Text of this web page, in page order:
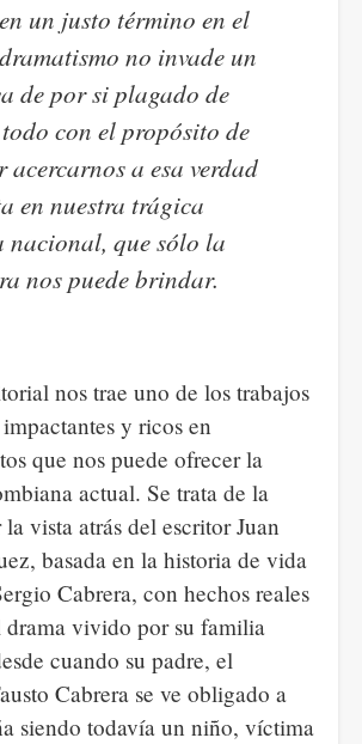
un justo término en el
no invade un
de por si plagado de
con el propósito de
a esa verdad
en nuestra trágica
nacional, que sólo la
nos puede brindar.
nos trae uno de los trabajos
y ricos en
que nos puede ofrecer la
actual. Se trata de la
vista atrás del escritor Juan
basada en la historia de vida
Cabrera, con hechos reales
drama vivido por su familia
cuando su padre, el
Cabrera se ve obligado a
siendo todavía un niño, víctima